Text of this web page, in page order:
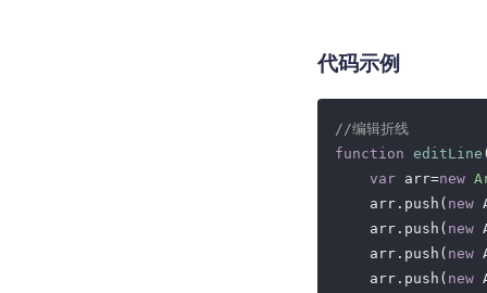
代码示例
//编辑折线
function editLine
var arr=new
    arr.push(
new
    arr.push(
new
    arr.push(
new
    arr.push(
new